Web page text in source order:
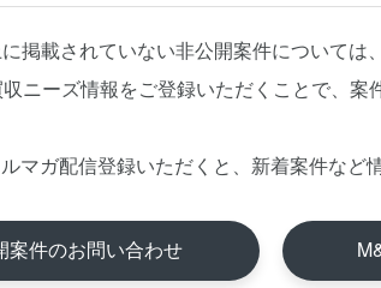
掲載されていない非公開案件については
ニーズ情報をご登録いただくことで、案
マガ配信登録いただくと、新着案件など
案件のお問い合わせ